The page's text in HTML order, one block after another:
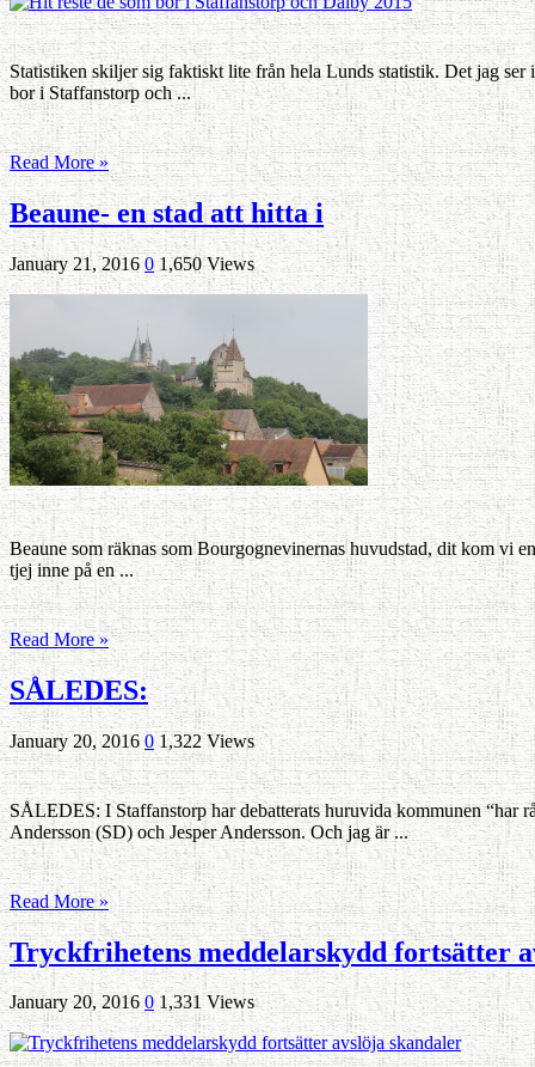
Statistiken skiljer sig faktiskt lite från hela Lunds statistik. Det jag
bor i Staffanstorp och ...
Read More »
Beaune- en stad att hitta i
January 21, 2016 0 1,650 Views
Beaune som räknas som Bourgognevinernas huvudstad, dit kom vi
tjej inne på en ...
Read More »
SÅLEDES:
January 20, 2016 0 1,322 Views
SÅLEDES: I Staffanstorp har debatterats huruvida kommunen “har
Andersson (SD) och Jesper Andersson. Och jag är ...
Read More »
Tryckfrihetens meddelarskydd fortsätter
January 20, 2016 0 1,331 Views